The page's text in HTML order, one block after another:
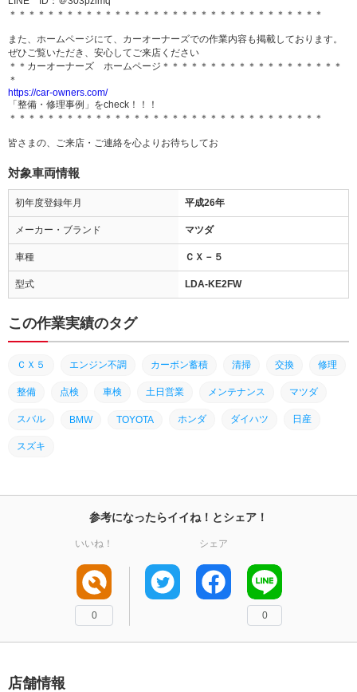
＊＊＊＊＊＊＊＊＊＊＊＊＊＊＊＊＊＊＊＊＊＊＊＊＊＊＊＊＊＊＊＊＊
また、ホームページにて、カーオーナーズでの作業内容も掲載しております。
ぜひご覧いただき、安心してご来店ください
＊＊カーオーナーズ ホームページ＊＊＊＊＊＊＊＊＊＊＊＊＊＊＊＊＊＊＊
＊
https://car-owners.com/
「整備・修理事例」をcheck！！！
＊＊＊＊＊＊＊＊＊＊＊＊＊＊＊＊＊＊＊＊＊＊＊＊＊＊＊＊＊＊＊＊＊
皆さまの、ご来店・ご連絡を心よりお待ちしてお
対象車両情報
初年度登録年月 平成26年
メーカー・ブランド マツダ
車種 ＣＸ－５
型式 LDA-KE2FW
この作業実績のタグ
ＣＸ５ エンジン不調 カーボン蓄積 清掃 交換 修理
整備 点検 車検 土日営業 メンテナンス マツダ
スバル BMW TOYOTA ホンダ ダイハツ 日産
スズキ
参考になったらイイね！とシェア！
いいね！
0
シェア
0
店舗情報